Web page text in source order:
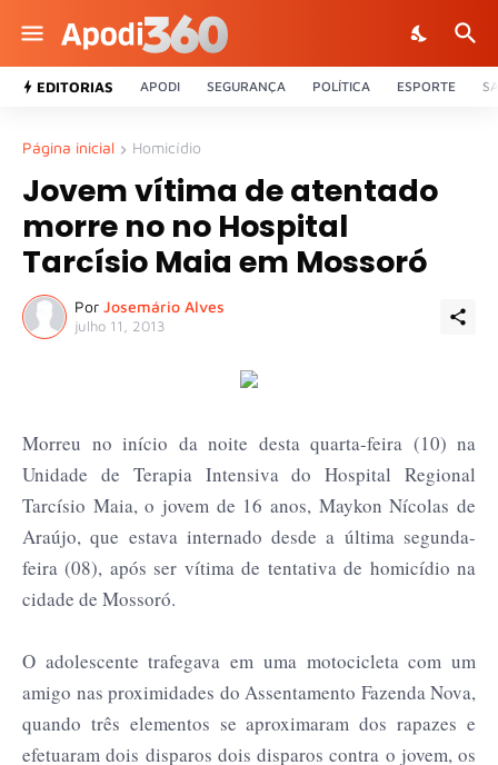
EDITORIAS APODI SEGURANÇA POLÍTICA ESPORTE
Página inicial Homicídio
Jovem vítima de atentado
morre no no Hospital
Tarcísio Maia em Mossoró
Por Josemário Alves
julho 11, 2013
Morreu no início da noite desta quarta-feira (10) na
Unidade de Terapia Intensiva do Hospital Regional
Tarcísio Maia, o jovem de 16 anos, Maykon Nícolas de
Araújo, que estava internado desde a última segunda-
feira (08), após ser vítima de tentativa de homicídio na
cidade de Mossoró.
O adolescente trafegava em uma motocicleta com um
amigo nas proximidades do Assentamento Fazenda Nova,
quando três elementos se aproximaram dos rapazes e
efetuaram dois disparos dois disparos contra o jovem, os